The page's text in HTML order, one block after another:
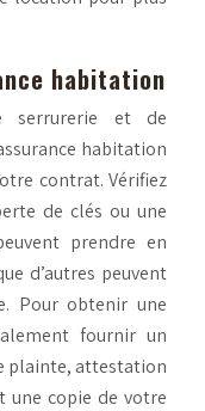
habitation
serrurerie et de
habitation
contrat. Vérifiez
de clés ou une
prendre en
d’autres peuvent
Pour obtenir une
fournir un
plainte, attestation
une copie de votre